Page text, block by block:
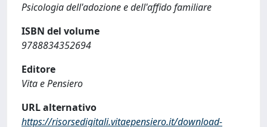
Psicologia dell'adozione e dell'affido familiare
ISBN del volume
9788834352694
Editore
Vita e Pensiero
URL alternativo
https://risorsedigitali.vitaepensiero.it/download-